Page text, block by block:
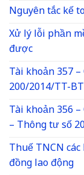
Nguyên tắc kế
Xử lý lỗi phần
được
Tài khoản 357
200/2014/TT-
Tài khoản 356
– Thông tư số
Thuế TNCN
đồng lao động